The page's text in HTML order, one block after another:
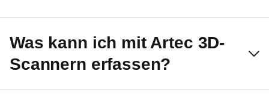
Was kann ich mit Artec 3D-
Scannern erfassen?